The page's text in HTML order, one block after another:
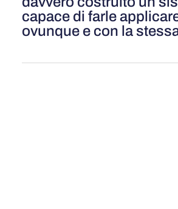
capace di farle
ovunque e con la